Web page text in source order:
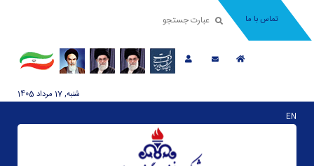
تماس با ما
شنبه, 17 مرداد 1405
EN